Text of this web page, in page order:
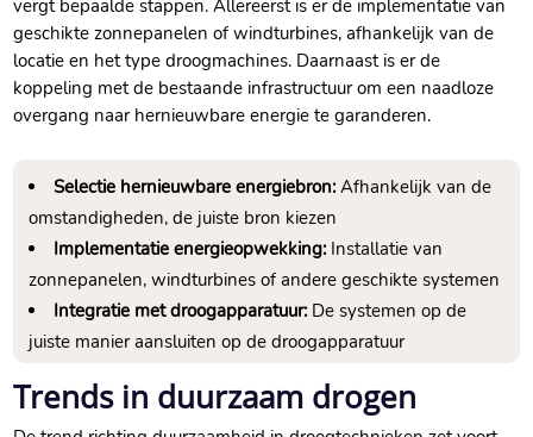
vergt bepaalde stappen.​ Allereerst is er de implementatie van
geschikte zonnepanelen of windturbines, afhankelijk van de
locatie en het type droogmachines.​ Daarnaast is er de
koppeling met de bestaande infrastructuur om een naadloze
overgang naar hernieuwbare energie te garanderen.​
Selectie hernieuwbare energiebron:Afhankelijk van de
omstandigheden, de juiste bron kiezen
Implementatie energieopwekking:Installatie van
zonnepanelen, windturbines of andere geschikte systemen
Integratie met droogapparatuur:De systemen op de
juiste manier aansluiten op de droogapparatuur
Trends in duurzaam drogen